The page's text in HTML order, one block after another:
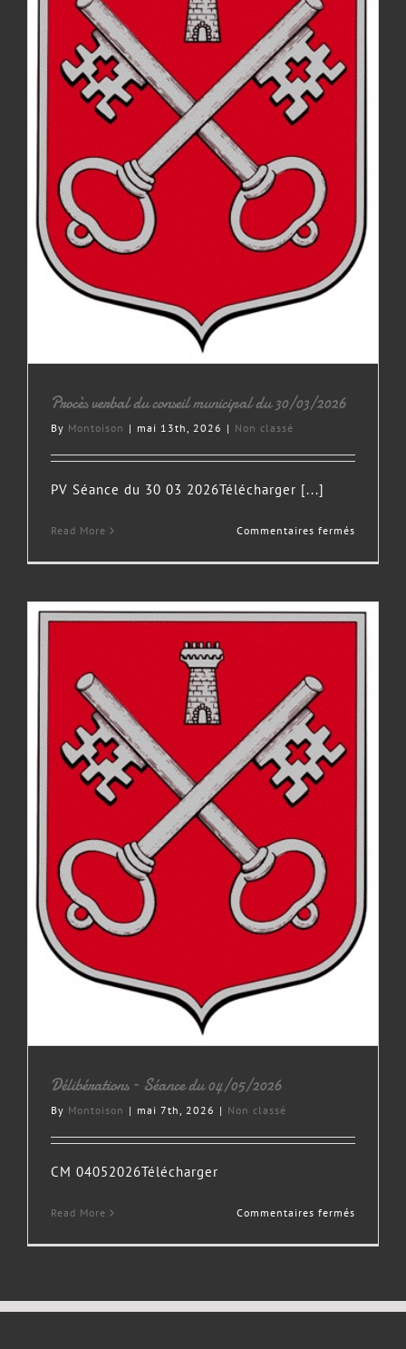
Procès verbal du conseil municipal du 30/03/2026
By Montoison | mai 13th, 2026 | Non classé
PV Séance du 30 03 2026Télécharger [...]
Read More Commentaires fermés
verbal
du
Délibérations – Séance du 04/05/2026
By Montoison | mai 7th, 2026 | Non classé
CM 04052026Télécharger
Read More Commentaires fermés
–